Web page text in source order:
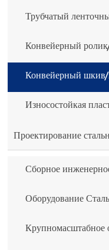
Трубчатый
Конвейерный
Конвейерный шкив/
Износостойкая
Проектирование
Сборное
Оборудование
Крупномасштабное